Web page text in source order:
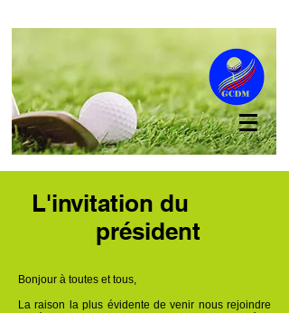
L'invitation du
président
Bonjour à toutes et tous,
La raison la plus évidente de venir nous rejoindre